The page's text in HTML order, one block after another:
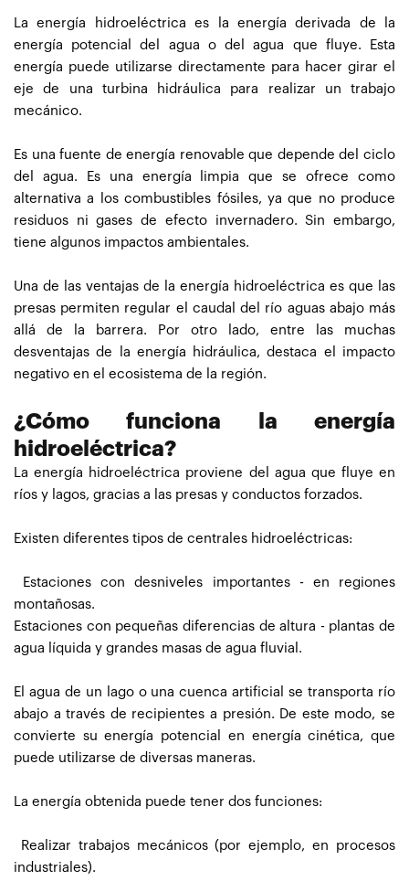
La energía hidroeléctrica es la energía derivada de la
energía potencial del agua o del agua que fluye. Esta
energía puede utilizarse directamente para hacer girar el
eje de una turbina hidráulica para realizar un trabajo
mecánico.
Es una fuente de energía renovable que depende del ciclo
del agua. Es una energía limpia que se ofrece como
alternativa a los combustibles fósiles, ya que no produce
residuos ni gases de efecto invernadero. Sin embargo,
tiene algunos impactos ambientales.
Una de las ventajas de la energía hidroeléctrica es que las
presas permiten regular el caudal del río aguas abajo más
allá de la barrera. Por otro lado, entre las muchas
desventajas de la energía hidráulica, destaca el impacto
negativo en el ecosistema de la región.
¿Cómo funciona la energía
hidroeléctrica?
La energía hidroeléctrica proviene del agua que fluye en
ríos y lagos, gracias a las presas y conductos forzados.
Existen diferentes tipos de centrales hidroeléctricas:
Estaciones con desniveles importantes - en regiones
montañosas.
Estaciones con pequeñas diferencias de altura - plantas de
agua líquida y grandes masas de agua fluvial.
El agua de un lago o una cuenca artificial se transporta río
abajo a través de recipientes a presión. De este modo, se
convierte su energía potencial en energía cinética, que
puede utilizarse de diversas maneras.
La energía obtenida puede tener dos funciones:
Realizar trabajos mecánicos (por ejemplo, en procesos
industriales).